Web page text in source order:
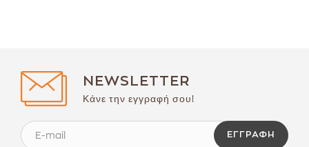
NEWSLETTER
Κάνε την εγγραφή σου!
ΕΓΓΡΑΦΉ